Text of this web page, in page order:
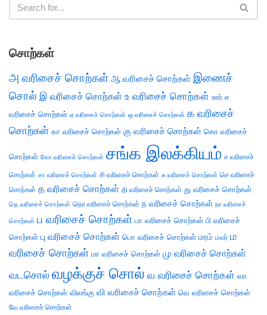
சொற்கள்
அ வரிசைச் சொற்கள் ஆ வரிசைச் சொற்கள் இணைச்
சொல் இ வரிசைச் சொற்கள் உ வரிசைச் சொற்கள் ஊர் எ
வரிசைச் சொற்கள் ஏ வரிசைச் சொற்கள் ஒ வரிசைச் சொற்கள் க வரிசைச்
சொற்கள் கா வரிசைச் சொற்கள் கு வரிசைச் சொற்கள் கொ வரிசைச்
சொற்கள் கோ வரிசைச் சொற்கள் சங்க இலக்கியம் ச வரிசைச்
சொற்கள் சா வரிசைச் சொற்கள் சி வரிசைச் சொற்கள் சு வரிசைச் சொற்கள் செ வரிசைச்
சொற்கள் த வரிசைச் சொற்கள் தி வரிசைச் சொற்கள் து வரிசைச் சொற்கள்
தெ வரிசைச் சொற்கள் தொ வரிசைச் சொற்கள் ந வரிசைச் சொற்கள் நா வரிசைச்
சொற்கள் ப வரிசைச் சொற்கள் பா வரிசைச் சொற்கள் பி வரிசைச்
சொற்கள் பு வரிசைச் சொற்கள் பொ வரிசைச் சொற்கள் மரம் மலர் ம
வரிசைச் சொற்கள் மா வரிசைச் சொற்கள் மு வரிசைச் சொற்கள்
வடசொல் வழக்குச் சொல் வ வரிசைச் சொற்கள் வா
வரிசைச் சொற்கள் விலங்கு வி வரிசைச் சொற்கள் வெ வரிசைச் சொற்கள்
வே வரிசைச் சொற்கள்